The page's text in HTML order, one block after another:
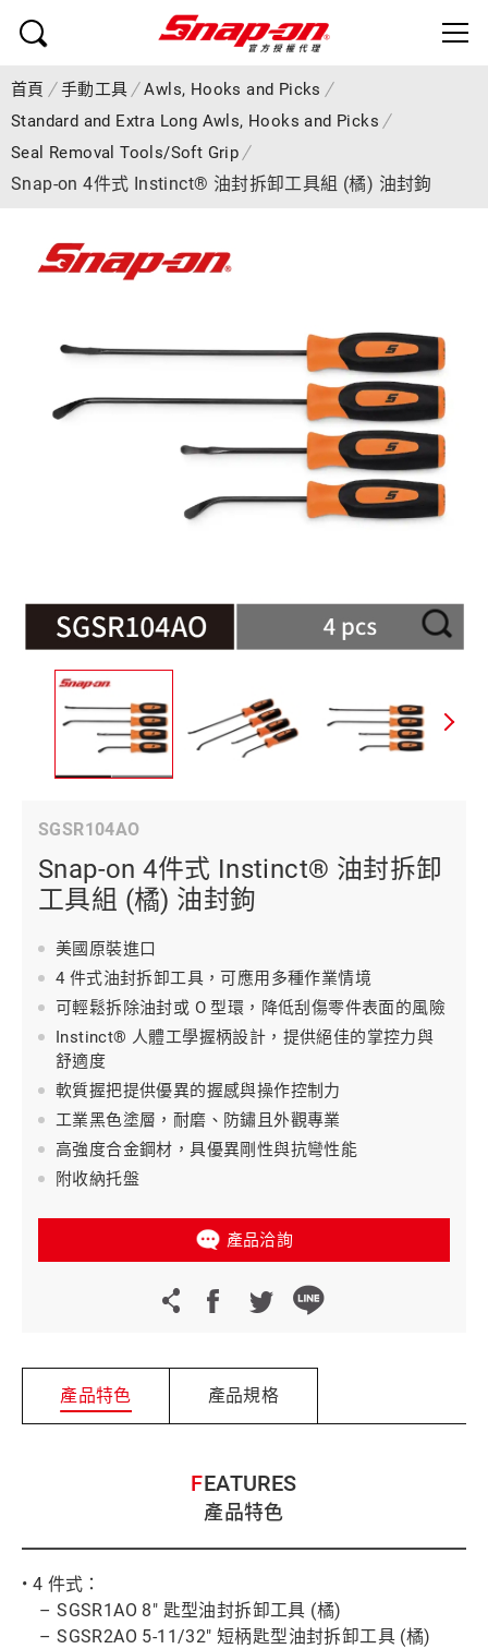
首頁 手動工具
Awls, Hooks and Picks
Standard and Extra Long Awls, Hooks and Picks
Seal Removal Tools/Soft Grip
Snap-on 4件式 Instinct® 油封拆卸工具組 (橘) 油封鉤
SGSR104AO
Snap-on 4件式 Instinct® 油封拆卸
工具組 (橘) 油封鉤
美國原裝進口
4 件式油封拆卸工具，可應用多種作業情境
可輕鬆拆除油封或 O 型環，降低刮傷零件表面的風險
Instinct® 人體工學握柄設計，提供絕佳的掌控力與
舒適度
軟質握把提供優異的握感與操作控制力
工業黑色塗層，耐磨、防鏽且外觀專業
高強度合金鋼材，具優異剛性與抗彎性能
附收納托盤
產品洽詢
產品特色 產品規格
FEATURES
產品特色
• 4 件式：
– SGSR1AO 8" 匙型油封拆卸工具 (橘)
– SGSR2AO 5-11/32" 短柄匙型油封拆卸工具 (橘)